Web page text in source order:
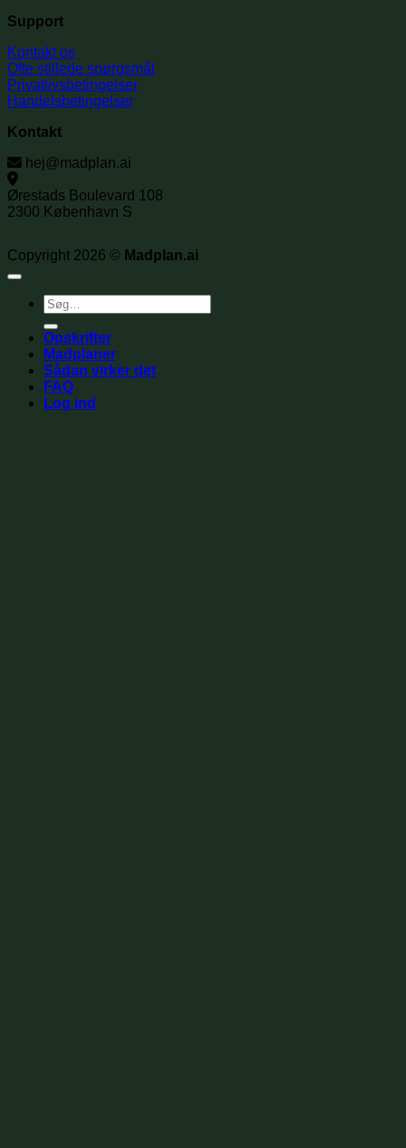
Support
Kontakt os
Ofte stillede spørgsmål
Privatlivsbetingelser
Handelsbetingelser
Kontakt
hej@madplan.ai
Ørestads Boulevard 108
2300 København S
Copyright 2026 © Madplan.ai
Søg
efter:
Opskrifter
Madplaner
Sådan virker det
FAQ
Log ind